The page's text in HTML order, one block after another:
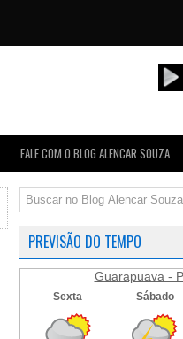
FALE COM O BLOG ALENCAR SOUZA
PREVISÃO DO TEMPO
Guarapuava -